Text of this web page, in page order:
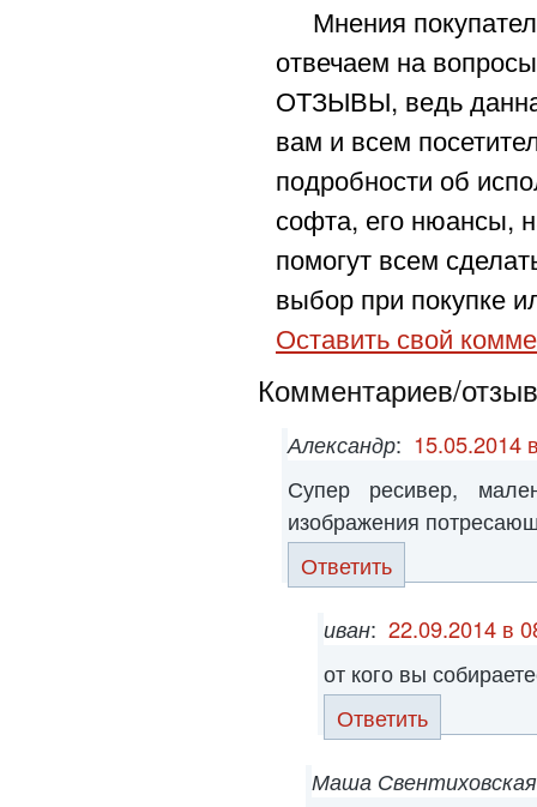
Мнения
отвечаем на
ОТЗЫВЫ, ведь
вам и всем
подробности об
софта, его нюансы,
помогут всем
выбор при покупке
Оставить свой
Комментариев/
Александр: 15.05.2014
Супер ресивер,
изображения
Ответить
иван: 22.09.2014 в
от кого вы
Ответить
Маша